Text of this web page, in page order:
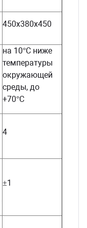
450х380х450
на 10°С ниже
температуры
окружающей
среды, до
+70°С
4
±1